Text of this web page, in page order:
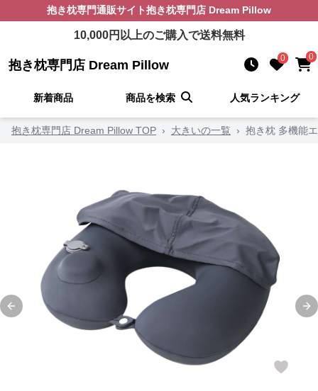
抱き枕専門通販サイト抱き枕専門店 Dream Pillow
10,000円以上のご購入で送料無料
抱き枕専門店 Dream Pillow 0 0
新着商品 商品を検索 人気ランキング
抱き枕専門店 Dream Pillow TOP › 大きいの一覧 › 抱き枕 多機能
Previous slide